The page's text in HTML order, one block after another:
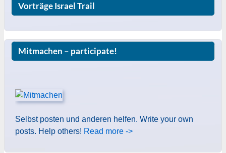
Vorträge Israel Trail
Mitmachen – participate!
Selbst posten und anderen helfen. Write your own
posts. Help others! Read more ->